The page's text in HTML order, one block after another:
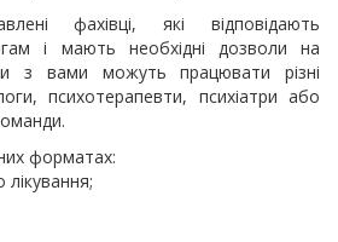
фахівці, які відповідають
і мають необхідні дозволи на
з вами можуть працювати різні
психотерапевти, психіатри або
форматах:
лікування;